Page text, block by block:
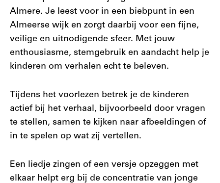
Almere. Je leest voor in een biebpunt in een
Almeerse wijk en zorgt daarbij voor een fijne,
veilige en uitnodigende sfeer. Met jouw
enthousiasme, stemgebruik en aandacht help je
kinderen om verhalen echt te beleven.
Tijdens het voorlezen betrek je de kinderen
actief bij het verhaal, bijvoorbeeld door vragen
te stellen, samen te kijken naar afbeeldingen of
in te spelen op wat zij vertellen.
Een liedje zingen of een versje opzeggen met
elkaar helpt erg bij de concentratie van jonge